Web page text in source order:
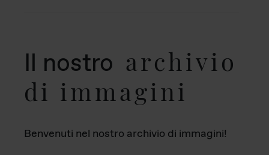
Il nostro archivio
di immagini
Benvenuti nel nostro archivio di immagini!